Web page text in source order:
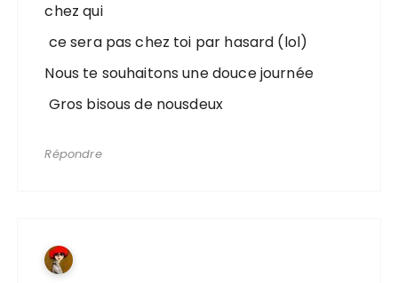
chez qui
ce sera pas chez toi par hasard (lol)
Nous te souhaitons une douce journée
Gros bisous de nousdeux
Répondre